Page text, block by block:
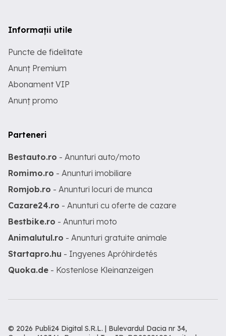
Informații utile
Puncte de fidelitate
Anunț Premium
Abonament VIP
Anunț promo
Parteneri
Bestauto.ro - Anunturi auto/moto
Romimo.ro - Anunturi imobiliare
Romjob.ro - Anunturi locuri de munca
Cazare24.ro - Anunturi cu oferte de cazare
Bestbike.ro - Anunturi moto
Animalutul.ro - Anunturi gratuite animale
Startapro.hu - Ingyenes Apróhirdetés
Quoka.de - Kostenlose Kleinanzeigen
© 2026 Publi24 Digital S.R.L. | Bulevardul Dacia nr 34,